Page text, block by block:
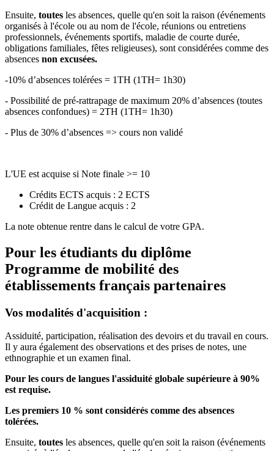
Ensuite, toutes les absences, quelle qu'en soit la raison (événements
organisés à l'école ou au nom de l'école, réunions ou entretiens
professionnels, événements sportifs, maladie de courte durée,
obligations familiales, fêtes religieuses), sont considérées comme des
absences non excusées.
-10% d’absences tolérées = 1TH (1TH= 1h30)
- Possibilité de pré-rattrapage de maximum 20% d’absences (toutes
absences confondues) = 2TH (1TH= 1h30)
- Plus de 30% d’absences => cours non validé
L'UE est acquise si Note finale >= 10
Crédits ECTS acquis : 2 ECTS
Crédit de Langue acquis : 2
La note obtenue rentre dans le calcul de votre GPA.
Pour les étudiants du diplôme
Programme de mobilité des
établissements français partenaires
Vos modalités d'acquisition :
Assiduité, participation, réalisation des devoirs et du travail en cours.
Il y aura également des observations et des prises de notes, une
ethnographie et un examen final.
Pour les cours de langues l'assiduité globale supérieure à 90%
est requise.
Les premiers 10 % sont considérés comme des absences
tolérées.
Ensuite, toutes les absences, quelle qu'en soit la raison (événements